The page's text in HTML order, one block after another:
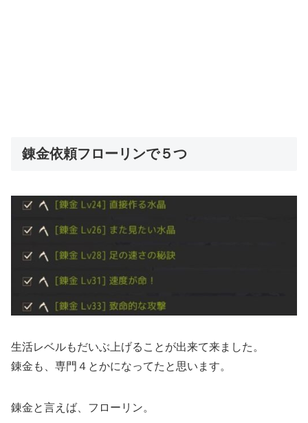
錬金依頼フローリンで５つ
生活レベルもだいぶ上げることが出来て来ました。
錬金も、専門４とかになってたと思います。
錬金と言えば、フローリン。